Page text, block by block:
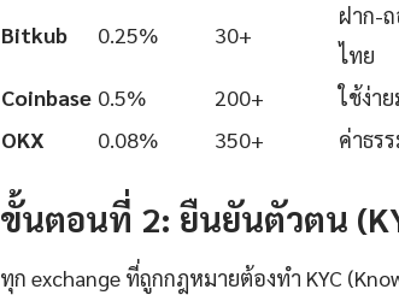
Bitkub 0.25% 30+
ฝาก-
ไทย
Coinbase 0.5% 200+ ใช้ง่า
OKX
0.08% 350+ ค่าธร
ขั้นตอนที่ 2: ยืนยันตัวตน
ทุก exchange ที่ถูกกฎหมายต้องทำ KYC